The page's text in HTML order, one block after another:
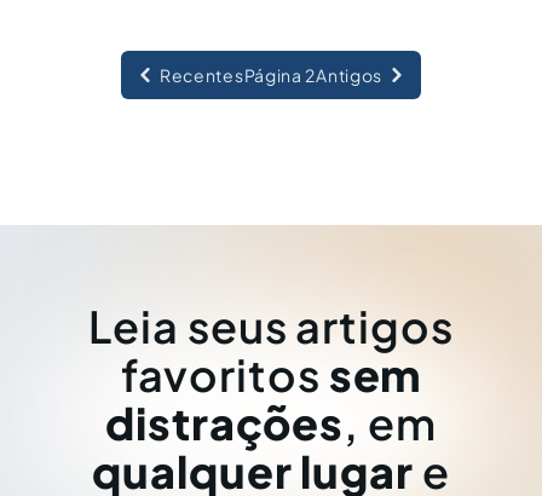
RecentesPágina 2Antigos
Leia seus artigos
favoritos sem
distrações, em
qualquer lugar e